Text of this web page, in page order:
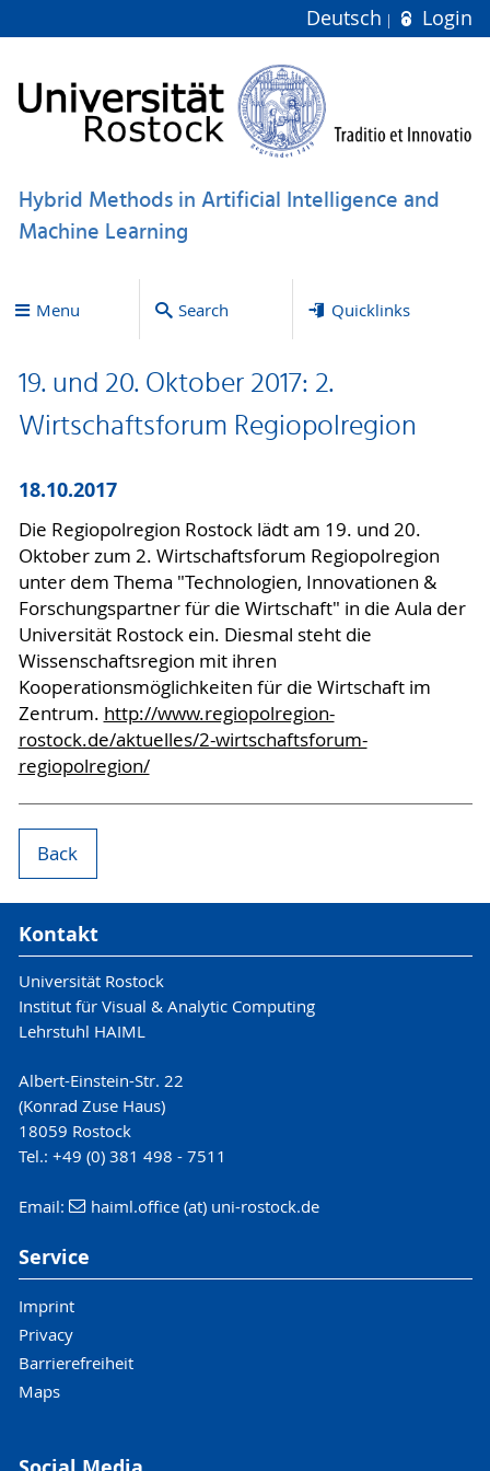
Deutsch Login
Hybrid Methods in Artificial Intelligence and
Machine Learning
Menu Search Quicklinks
19. und 20. Oktober 2017: 2.
Wirtschaftsforum Regiopolregion
18.10.2017
Die Regiopolregion Rostock lädt am 19. und 20.
Oktober zum 2. Wirtschaftsforum Regiopolregion
unter dem Thema "Technologien, Innovationen &
Forschungspartner für die Wirtschaft" in die Aula der
Universität Rostock ein. Diesmal steht die
Wissenschaftsregion mit ihren
Kooperationsmöglichkeiten für die Wirtschaft im
Zentrum. http://www.regiopolregion-
rostock.de/aktuelles/2-wirtschaftsforum-
regiopolregion/
Back
Kontakt
Universität Rostock
Institut für Visual & Analytic Computing
Lehrstuhl HAIML
Albert-Einstein-Str. 22
(Konrad Zuse Haus)
18059 Rostock
Tel.: +49 (0) 381 498 - 7511
Email: haiml.office (at) uni-rostock.de
Service
Imprint
Privacy
Barrierefreiheit
Maps